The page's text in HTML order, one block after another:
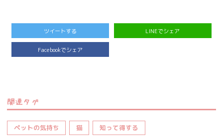
ツイートする LINEでシェア
Facebookでシェア
関連タグ
ペットの気持ち 猫 知って得する